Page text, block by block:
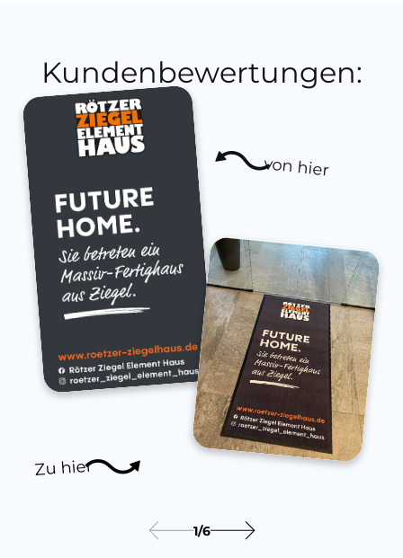
Kundenbewertungen:
Zu hier
von hier
1/6